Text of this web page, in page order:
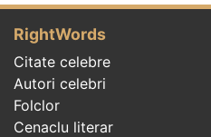
RightWords
Citate celebre
Autori celebri
Folclor
Cenaclu literar